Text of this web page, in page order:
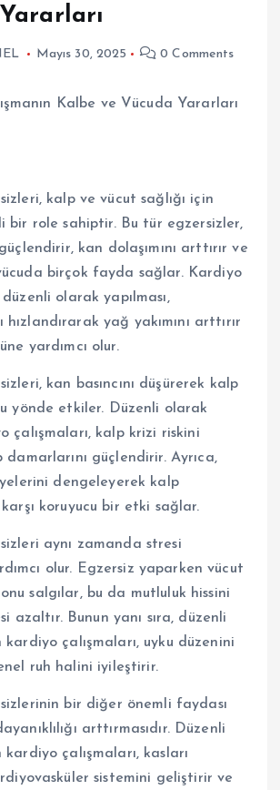
Mayıs 30, 2025 0 Comments
kalp ve vücut sağlığı için
bir role sahiptir. Bu tür egzersizler,
kan dolaşımını arttırır ve
birçok fayda sağlar. Kardiyo
düzenli olarak yapılması,
yağ yakımını arttırır
yardımcı olur.
kan basıncını düşürerek kalp
yönde etkiler. Düzenli olarak
çalışmaları, kalp krizi riskini
güçlendirir. Ayrıca,
dengeleyerek kalp
karşı koruyucu bir etki sağlar.
aynı zamanda stresi
olur. Egzersiz yaparken vücut
salgılar, bu da mutluluk hissini
azaltır. Bunun yanı sıra, düzenli
çalışmaları, uyku düzenini
ruh halini iyileştirir.
bir diğer önemli faydası
arttırmasıdır. Düzenli
çalışmaları, kasları
sistemini geliştirir ve